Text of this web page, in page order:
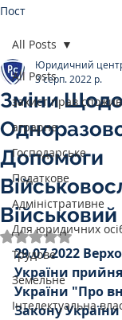
Пост
All Posts
захист прав
аграрне
Господарське
Податкове
Адміністративне
Для юридичних
Трудове
Земельне
Інтелектуальна
All Posts
Зміни
Допомоги
Юридичний
3 серп. 2022 р.
Оцінка: NaN з 5
29.07.2022
України
України "Про
Закону